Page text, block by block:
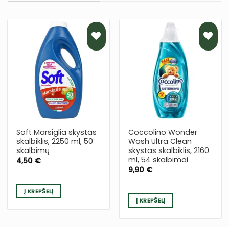
PRIDĖTI
Į NORŲ
SĄRAŠĄ
Soft Marsiglia skystas
skalbiklis, 2250 ml, 50
skalbimų
4,50 €
Į KREPŠELĮ
PRIDĖTI
Į NORŲ
SĄRAŠĄ
Coccolino Wonder
Wash Ultra Clean
skystas skalbiklis, 2160
ml, 54 skalbimai
9,90 €
Į KREPŠELĮ